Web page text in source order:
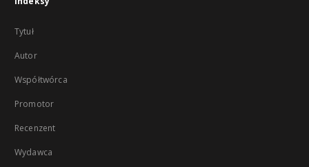
Tytuł
Autor
Współtwórca
Promotor
Recenzent
Wydawca